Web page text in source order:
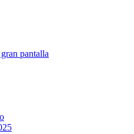
pantalla